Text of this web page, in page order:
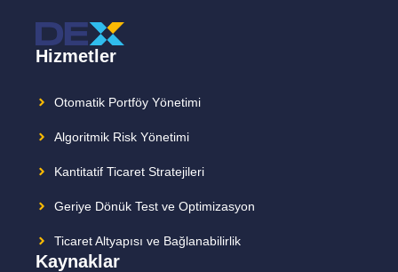
Hizmetler
Otomatik Portföy Yönetimi
Algoritmik Risk Yönetimi
Kantitatif Ticaret Stratejileri
Geriye Dönük Test ve Optimizasyon
Ticaret Altyapısı ve Bağlanabilirlik
Kaynaklar